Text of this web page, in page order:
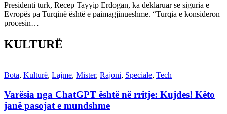
Presidenti turk, Recep Tayyip Erdogan, ka deklaruar se siguria e
Evropës pa Turqinë është e paimagjinueshme. “Turqia e konsideron
procesin…
KULTURË
Bota, Kulturë, Lajme, Mister, Rajoni, Speciale, Tech
Varësia nga ChatGPT është në rritje: Kujdes! Këto
janë pasojat e mundshme